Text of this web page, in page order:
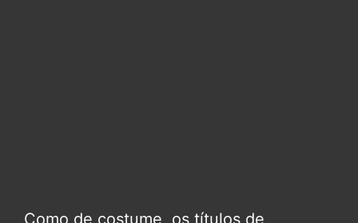
Como de costume, os títulos de